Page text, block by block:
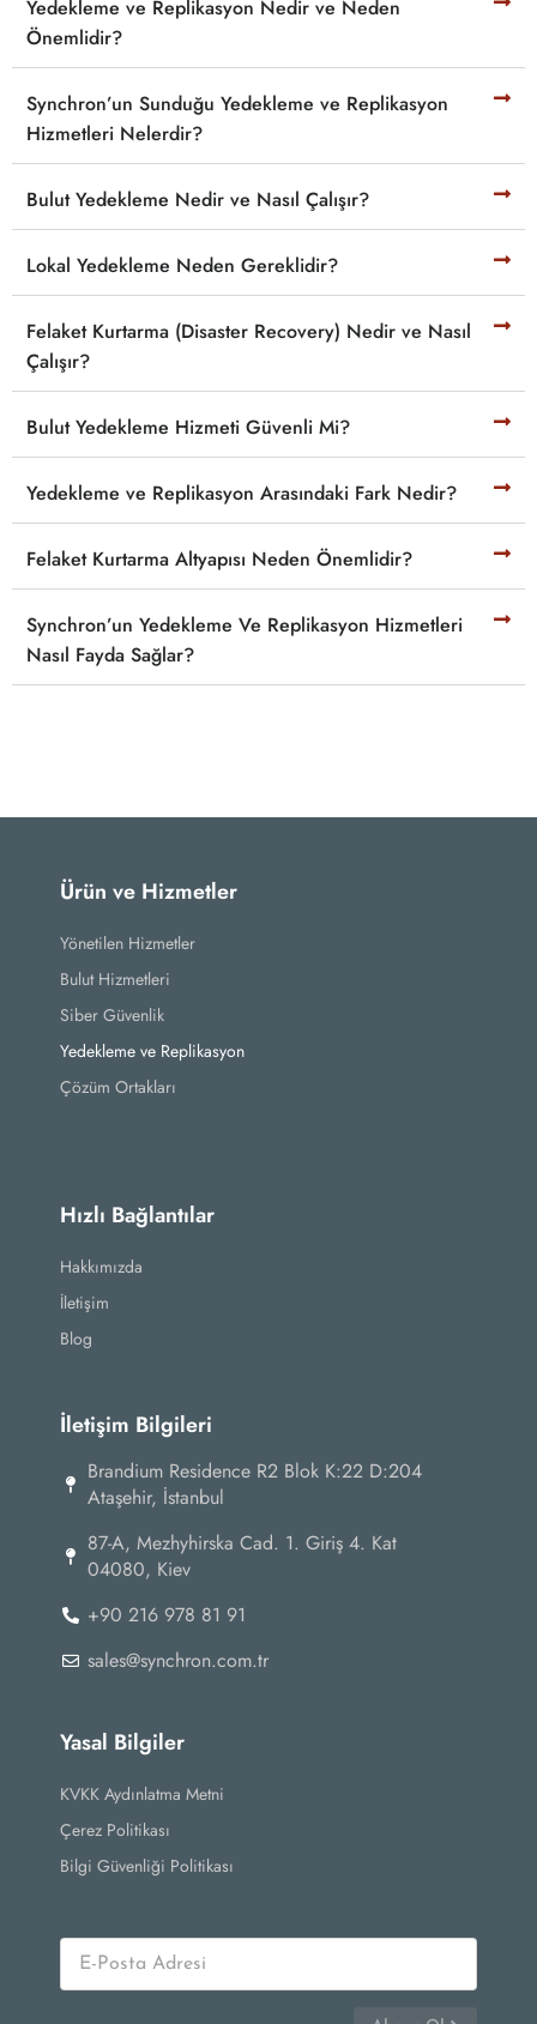
Yedekleme ve Replikasyon Nedir ve Neden
Önemlidir?
Synchron’un Sunduğu Yedekleme ve Replikasyon
Hizmetleri Nelerdir?
Bulut Yedekleme Nedir ve Nasıl Çalışır?
Lokal Yedekleme Neden Gereklidir?
Felaket Kurtarma (Disaster Recovery) Nedir ve Nasıl
Çalışır?
Bulut Yedekleme Hizmeti Güvenli Mi?
Yedekleme ve Replikasyon Arasındaki Fark Nedir?
Felaket Kurtarma Altyapısı Neden Önemlidir?
Synchron’un Yedekleme Ve Replikasyon Hizmetleri
Nasıl Fayda Sağlar?
Ürün ve Hizmetler
Yönetilen Hizmetler
Bulut Hizmetleri
Siber Güvenlik
Yedekleme ve Replikasyon
Çözüm Ortakları
Hızlı Bağlantılar
Hakkımızda
İletişim
Blog
İletişim Bilgileri
Brandium Residence R2 Blok K:22 D:204
Ataşehir, İstanbul
87-А, Mezhyhirska Cad. 1. Giriş 4. Kat
04080, Kiev
+90 216 978 81 91
sales@synchron.com.tr
Yasal Bilgiler
KVKK Aydınlatma Metni
Çerez Politikası
Bilgi Güvenliği Politikası